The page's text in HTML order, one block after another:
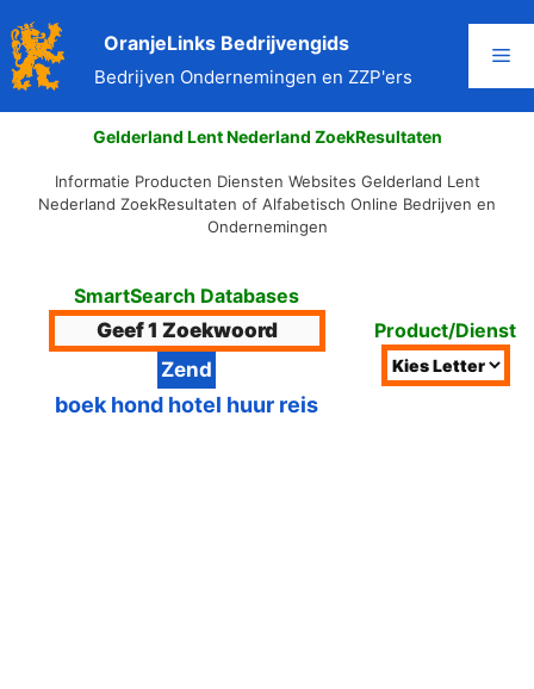
naar
de
OranjeLinks Bedrijvengids
Bedrijven Ondernemingen en ZZP'ers
Gelderland Lent Nederland ZoekResultaten
Informatie Producten Diensten Websites Gelderland Lent
Nederland ZoekResultaten of Alfabetisch Online Bedrijven en
Ondernemingen
SmartSearch Databases
boek hond hotel huur reis
Product/Dienst